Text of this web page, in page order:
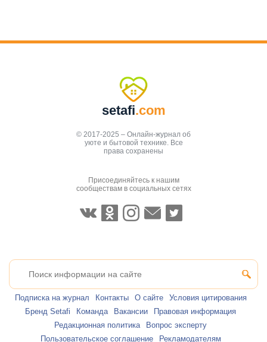
setafi.com
© 2017-2025 – Онлайн-журнал об
уюте и бытовой технике. Все
права сохранены
Присоединяйтесь к нашим
сообществам в социальных сетях
Подписка на журнал Контакты О сайте
Условия цитирования
Бренд Setafi
Команда Вакансии
Правовая информация
Редакционная политика
Вопрос эксперту
Пользовательское соглашение
Рекламодателям